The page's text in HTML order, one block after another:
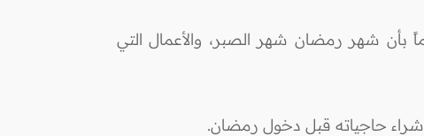
بأن شهر رمضان شهر الصبر، والأعمال التي